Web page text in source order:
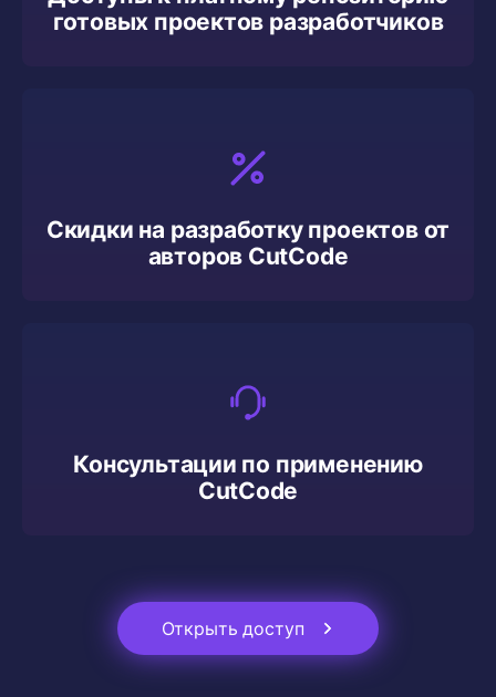
готовых проектов разработчиков
Скидки на разработку проектов от
авторов CutCode
Консультации по применению
CutCode
Открыть доступ